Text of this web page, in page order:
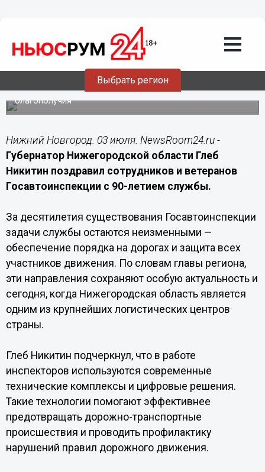
Выбрать регион
Глеб Никитин поздравил
Госавтоинспекцию Нижегородской
области с 90-летием
Губернатор региона обратился к сотрудникам и
ветеранам ГАИ, поблагодарив их за службу и пожелав
благополучия
Нижний Новгород. 03 июля. NewsRoom24.ru -
Губернатор Нижегородской области Глеб
Никитин поздравил сотрудников и ветеранов
Госавтоинспекции с 90-летием службы.
За десятилетия существования Госавтоинспекции
задачи службы остаются неизменными —
обеспечение порядка на дорогах и защита всех
участников движения. По словам главы региона,
эти направления сохраняют особую актуальность и
сегодня, когда Нижегородская область является
одним из крупнейших логистических центров
страны.
Глеб Никитин подчеркнул, что в работе
инспекторов используются современные
технические комплексы и цифровые решения.
Такие технологии помогают эффективнее
предотвращать дорожно-транспортные
происшествия и проводить профилактику
нарушений правил дорожного движения.